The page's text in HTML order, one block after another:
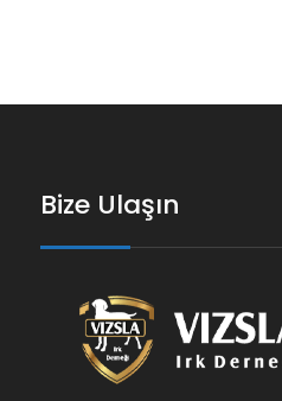
Bize Ulaşın